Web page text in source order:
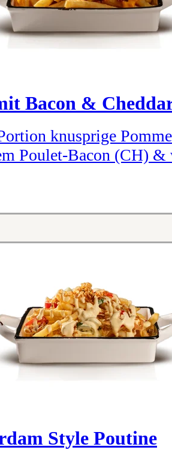
Bacon &
knusprige
Poulet-Bacon (CH) &
Style Poutine